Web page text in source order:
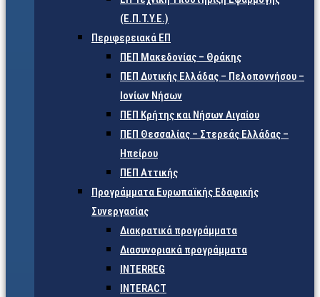
(Ε.Π.Τ.Υ.Ε.)
Περιφερειακά ΕΠ
ΠΕΠ Μακεδονίας – Θράκης
ΠΕΠ Δυτικής Ελλάδας – Πελοποννήσου –
Ιονίων Νήσων
ΠΕΠ Κρήτης και Νήσων Αιγαίου
ΠΕΠ Θεσσαλίας – Στερεάς Ελλάδας –
Ηπείρου
ΠΕΠ Αττικής
Προγράμματα Ευρωπαϊκής Εδαφικής
Συνεργασίας
Διακρατικά προγράμματα
Διασυνοριακά προγράμματα
INTERREG
INTERACT